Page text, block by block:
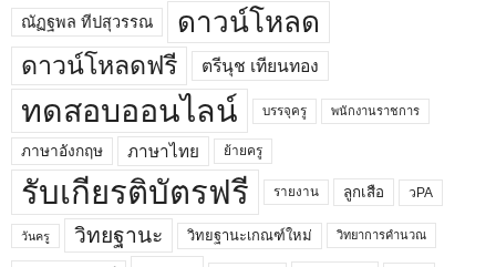
ณัฏฐพล ทีปสุวรรณ ดาวน์โหลด
ดาวน์โหลดฟรี ตรีนุช เทียนทอง
ทดสอบออนไลน์ บรรจุครู พนักงานราชการ
ภาษาอังกฤษ ภาษาไทย ย้ายครู
รับเกียรติบัตรฟรี รายงาน ลูกเสือ วPA
วันครู วิทยฐานะ วิทยฐานะเกณฑ์ใหม่ วิทยาการคำนวณ